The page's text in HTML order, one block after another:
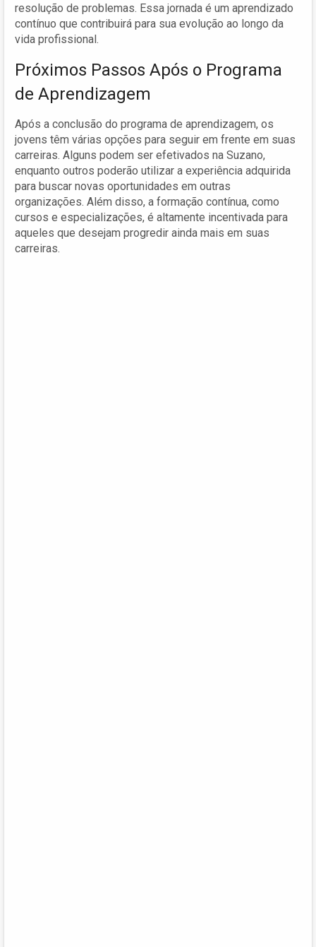
resolução de problemas. Essa jornada é um aprendizado
contínuo que contribuirá para sua evolução ao longo da
vida profissional.
Próximos Passos Após o Programa
de Aprendizagem
Após a conclusão do programa de aprendizagem, os
jovens têm várias opções para seguir em frente em suas
carreiras. Alguns podem ser efetivados na Suzano,
enquanto outros poderão utilizar a experiência adquirida
para buscar novas oportunidades em outras
organizações. Além disso, a formação contínua, como
cursos e especializações, é altamente incentivada para
aqueles que desejam progredir ainda mais em suas
carreiras.